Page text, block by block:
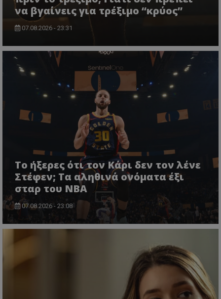
να βγαίνεις για τρέξιμο “κρύος”
07.08.2026 - 23:31
Το ήξερες ότι τον Κάρι δεν τον λένε
Στέφεν; Τα αληθινά ονόματα έξι
σταρ του NBA
07.08.2026 - 23:08